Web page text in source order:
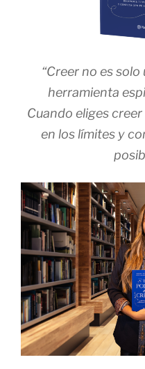
“Creer no es
herramienta
Cuando eliges
en los límites y